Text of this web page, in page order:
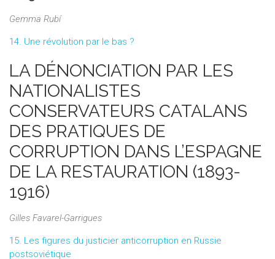
Gemma Rubí
14. Une révolution par le bas ?
LA DÉNONCIATION PAR LES
NATIONALISTES
CONSERVATEURS CATALANS
DES PRATIQUES DE
CORRUPTION DANS L’ESPAGNE
DE LA RESTAURATION (1893-
1916)
Gilles Favarel-Garrigues
15. Les figures du justicier anticorruption en Russie
postsoviétique